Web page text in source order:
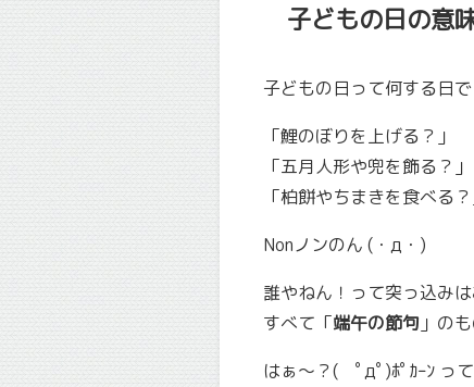
子どもの日の意
子どもの日って何する日
「鯉のぼりを上げる？」
「五月人形や兜を飾る？」
「柏餅やちまきを食べる？
Nonノンのん (・д・)
誰やねん！って突っ込み
すべて「端午の節句 」の
はぁ〜？( ﾟдﾟ)ﾎﾟｶｰﾝ って